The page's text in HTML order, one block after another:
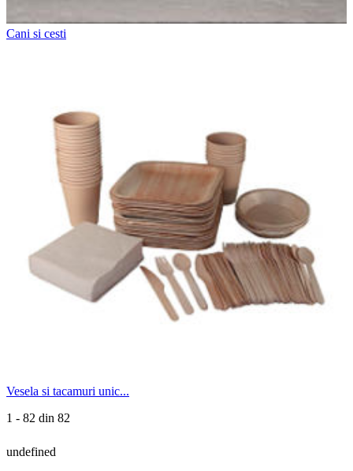
Cani si cesti
Vesela si tacamuri unic...
1 - 82 din 82
undefined